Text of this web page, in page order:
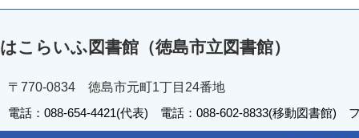
はこらいふ図書館（徳島市立図書館）
〒770-0834 徳島市元町1丁目24番地
電話：088-654-4421(代表) 電話：088-602-8833(移動図書館)